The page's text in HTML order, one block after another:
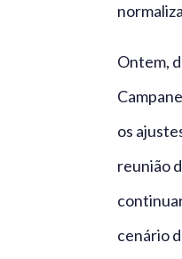
Ontem,
os
reunião
cenário